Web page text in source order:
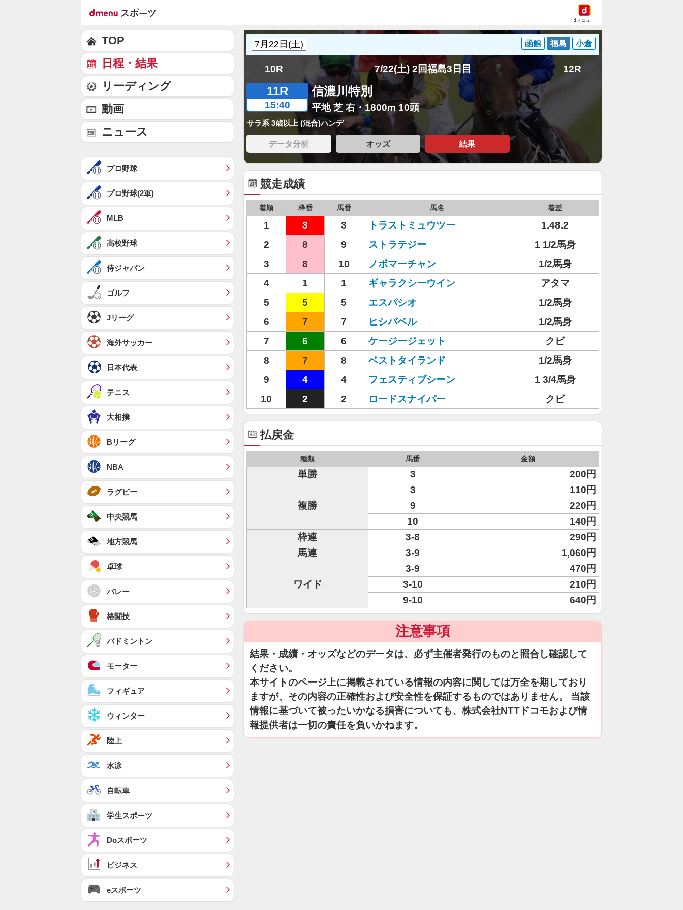
dメニュー
函館 福島 小倉
10R 7/22(土) 2回福島3日目 12R
11R
15:40
信濃川特別
平地 芝 右・1800m 10頭
サラ系 3歳以上 (混合)ハンデ
データ分析 オッズ 結果
競走成績
着順 枠番 馬番 馬名 着差
1 3 3 トラストミュウツー
1.48.2
2
8 9 ストラテジー
1 1/2馬身
3
8 10 ノボマーチャン
1/2馬身
4
1 1 ギャラクシーウイン
アタマ
5
5 5 エスパシオ
1/2馬身
6
7 7 ヒシバベル
1/2馬身
7
6 6 ケージージェット
クビ
8
7 8 ベストタイランド
1/2馬身
9
4 4 フェスティブシーン
1 3/4馬身
10
2 2 ロードスナイパー クビ
払戻金
種類 馬番 金額
単勝 3 200円
複勝
3
110円
9
220円
10
140円
枠連
3-8
290円
馬連
3-9 1,060円
ワイド
3-9
470円
3-10
210円
9-10
640円
注意事項
結果・成績・オッズなどのデータは、必ず主催者発行のものと照合し確認して
ください。
本サイトのページ上に掲載されている情報の内容に関しては万全を期しており
ますが、その内容の正確性および安全性を保証するものではありません。 当該
情報に基づいて被ったいかなる損害についても、株式会社NTTドコモおよび情
報提供者は一切の責任を負いかねます。
TOP
日程・結果
リーディング
動画
ニュース
プロ野球
プロ野球(2軍)
MLB
高校野球
侍ジャパン
ゴルフ
Jリーグ
海外サッカー
日本代表
テニス
大相撲
Bリーグ
NBA
ラグビー
中央競馬
地方競馬
卓球
バレー
格闘技
バドミントン
モーター
フィギュア
ウィンター
陸上
水泳
自転車
学生スポーツ
Doスポーツ
ビジネス
eスポーツ